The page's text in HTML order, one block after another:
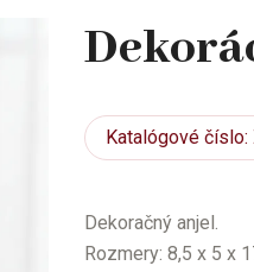
Katalógové číslo:
Dekoračný anjel.
Rozmery: 8,5 x 5 x